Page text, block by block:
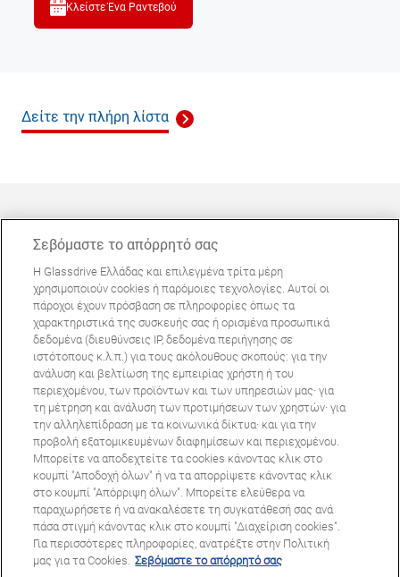
Κλείστε Ένα Ραντεβού
Δείτε την πλήρη λίστα
ΜΠΟΡΕΊ ΝΑ ΣΑΣ ΕΝΔΙΑΦΈΡΕΙ
Συχνές ερωτήσεις
Σχετικά με εμάς
Πανευρωπαϊκό δίκτυο
Όροι Χρήσης ΙστοτόπουΠολιτική Απορρήτου
© Copyright 2024 Glassdrive. All rights reserved | 2024
Σεβόμαστε το απόρρητό σας
Η Glassdrive Ελλάδας και επιλεγμένα τρίτα μέρη
χρησιμοποιούν cookies ή παρόμοιες τεχνολογίες. Αυτοί οι
πάροχοι έχουν πρόσβαση σε πληροφορίες όπως τα
χαρακτηριστικά της συσκευής σας ή ορισμένα προσωπικά
δεδομένα (διευθύνσεις IP, δεδομένα περιήγησης σε
ιστότοπους κ.λ.π.) για τους ακόλουθους σκοπούς: για την
ανάλυση και βελτίωση της εμπειρίας χρήστη ή του
περιεχομένου, των προϊόντων και των υπηρεσιών μας· για
τη μέτρηση και ανάλυση των προτιμήσεων των χρηστών· για
την αλληλεπίδραση με τα κοινωνικά δίκτυα· και για την
προβολή εξατομικευμένων διαφημίσεων και περιεχομένου.
Μπορείτε να αποδεχτείτε τα cookies κάνοντας κλικ στο
κουμπί "Αποδοχή όλων" ή να τα απορρίψετε κάνοντας κλικ
στο κουμπί "Απόρριψη όλων". Μπορείτε ελεύθερα να
παραχωρήσετε ή να ανακαλέσετε τη συγκατάθεσή σας ανά
πάσα στιγμή κάνοντας κλικ στο κουμπί "Διαχείριση cookies".
Για περισσότερες πληροφορίες, ανατρέξτε στην Πολιτική
μας για τα Cookies. Σεβόμαστε το απόρρητό σας